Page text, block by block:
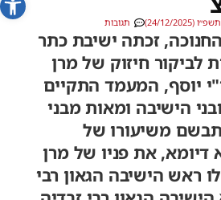
12/2025) תגובות
זכתה ישיבת כתר
לביקור חיזוק של מרן
יוסף, המעמד התקיים
הישיבה ומאות מבני
משיעורו של
דיומא, את פניו של מרן
ראש הישיבה הגאון רבי